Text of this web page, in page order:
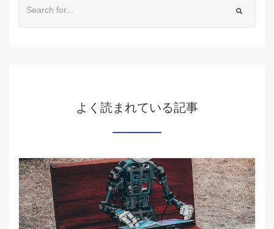
よく読まれている記事